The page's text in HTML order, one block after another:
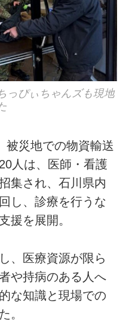
っぴぃちゃんズも現地
災地での物資輸送
人は、医師・看護
集され、石川県内
し、診療を行うな
援を展開。
、医療資源が限ら
や持病のある人へ
な知識と現場での
。